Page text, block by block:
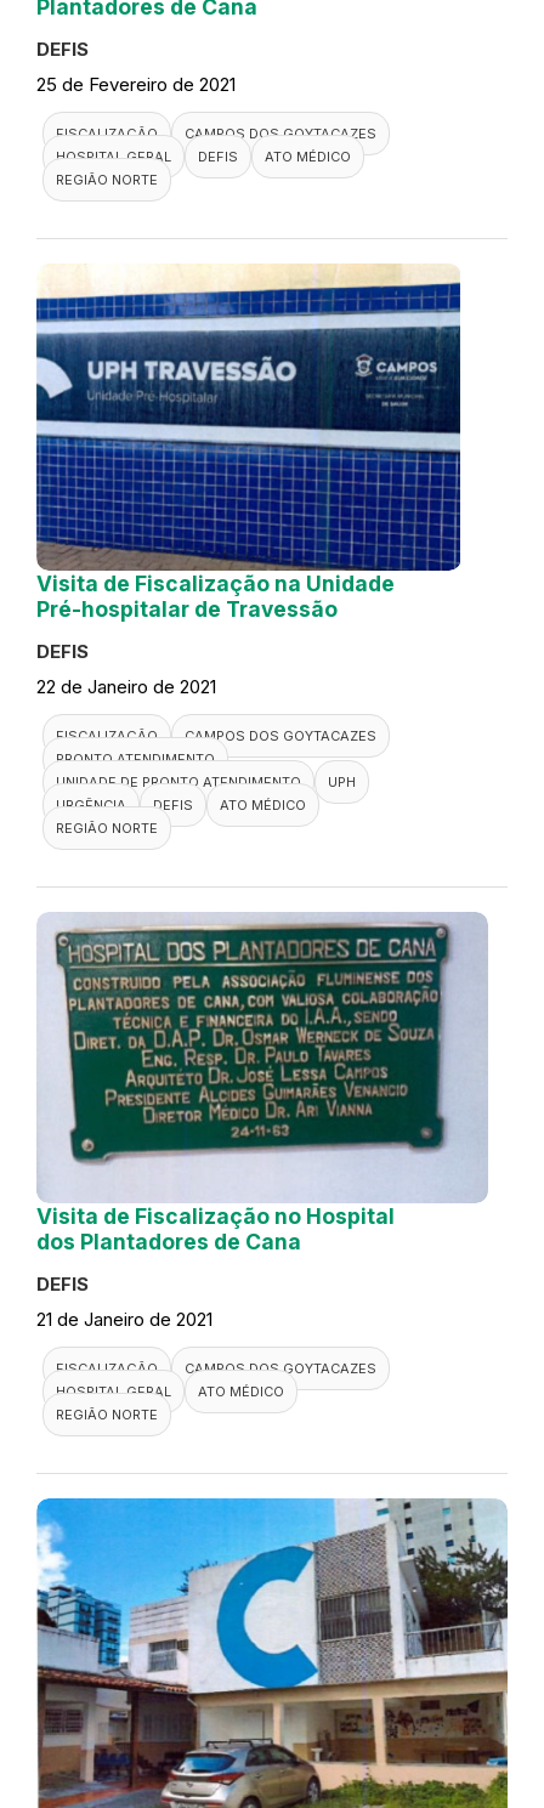
Plantadores de Cana
DEFIS
25 de Fevereiro de 2021
FISCALIZAÇÃO
CAMPOS DOS GOYTACAZES
HOSPITAL GERAL
DEFIS
ATO MÉDICO
REGIÃO NORTE
Visita de Fiscalização na Unidade
Pré-hospitalar de Travessão
DEFIS
22 de Janeiro de 2021
FISCALIZAÇÃO
CAMPOS DOS GOYTACAZES
PRONTO ATENDIMENTO
UNIDADE DE PRONTO ATENDIMENTO
UPH
URGÊNCIA
DEFIS
ATO MÉDICO
REGIÃO NORTE
Visita de Fiscalização no Hospital
dos Plantadores de Cana
DEFIS
21 de Janeiro de 2021
FISCALIZAÇÃO
CAMPOS DOS GOYTACAZES
HOSPITAL GERAL
ATO MÉDICO
REGIÃO NORTE